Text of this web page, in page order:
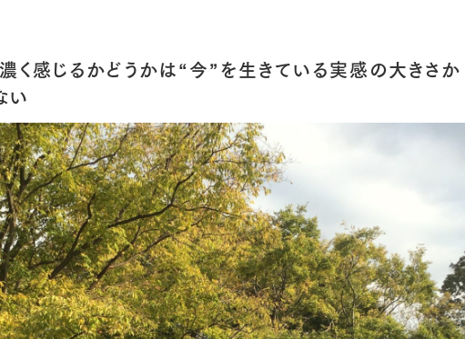
く感じるかどうかは“今”を生きている実感の大きさか
い